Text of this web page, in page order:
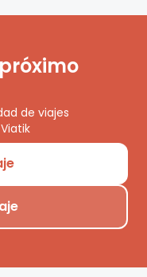
de viajes